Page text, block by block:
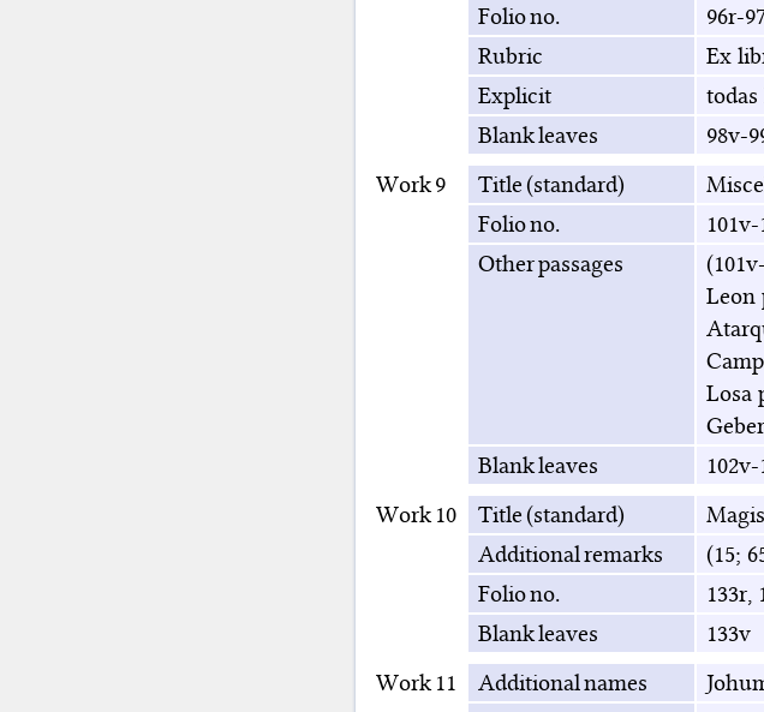
Folio no.
96r-
Rubric
Ex
Explicit
Blank leaves
98v-
Work 9
Title (standard)
Folio no.
Other passages
Leon
Losa
Blank leaves
Work 10
Title (standard)
Additional remarks
(15;
Folio no.
133r,
Blank leaves
133v
Work 11
Additional names